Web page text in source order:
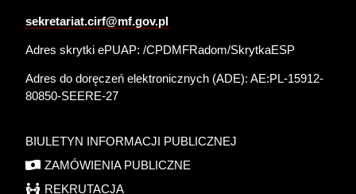
sekretariat.cirf@mf.gov.pl
Adres skrytki ePUAP: /CPDMFRadom/SkrytkaESP
Adres do doręczeń elektronicznych (ADE):AE:PL-15912-
80850-SEERE-27
BIULETYN INFORMACJI PUBLICZNEJ
ZAMÓWIENIA PUBLICZNE
REKRUTACJA